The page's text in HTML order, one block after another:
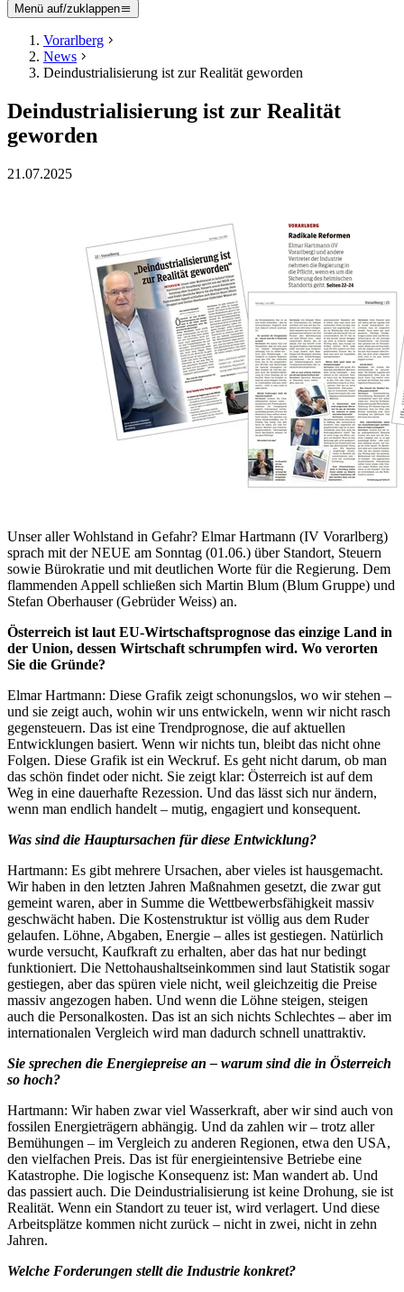
Menü auf/zuklappen
Vorarlberg
News
Deindustrialisierung ist zur Realität geworden
Deindustrialisierung ist zur Realität
geworden
21.07.2025
Unser aller Wohlstand in Gefahr? Elmar Hartmann (IV Vorarlberg)
sprach mit der NEUE am Sonntag (01.06.) über Standort, Steuern
sowie Bürokratie und mit deutlichen Worte für die Regierung. Dem
flammenden Appell schließen sich Martin Blum (Blum Gruppe) und
Stefan Oberhauser (Gebrüder Weiss) an.
Österreich ist laut EU-Wirtschaftsprognose das einzige Land in
der Union, dessen Wirtschaft schrumpfen wird. Wo verorten
Sie die Gründe?
Elmar Hartmann: Diese Grafik zeigt schonungslos, wo wir stehen –
und sie zeigt auch, wohin wir uns entwickeln, wenn wir nicht rasch
gegensteuern. Das ist eine Trendprognose, die auf aktuellen
Entwicklungen basiert. Wenn wir nichts tun, bleibt das nicht ohne
Folgen. Diese Grafik ist ein Weckruf. Es geht nicht darum, ob man
das schön findet oder nicht. Sie zeigt klar: Österreich ist auf dem
Weg in eine dauerhafte Rezession. Und das lässt sich nur ändern,
wenn man endlich handelt – mutig, engagiert und konsequent.
Was sind die Hauptursachen für diese Entwicklung?
Hartmann: Es gibt mehrere Ursachen, aber vieles ist hausgemacht.
Wir haben in den letzten Jahren Maßnahmen gesetzt, die zwar gut
gemeint waren, aber in Summe die Wettbewerbsfähigkeit massiv
geschwächt haben. Die Kostenstruktur ist völlig aus dem Ruder
gelaufen. Löhne, Abgaben, Energie – alles ist gestiegen. Natürlich
wurde versucht, Kaufkraft zu erhalten, aber das hat nur bedingt
funktioniert. Die Nettohaushaltseinkommen sind laut Statistik sogar
gestiegen, aber das spüren viele nicht, weil gleichzeitig die Preise
massiv angezogen haben. Und wenn die Löhne steigen, steigen
auch die Personalkosten. Das ist an sich nichts Schlechtes – aber im
internationalen Vergleich wird man dadurch schnell unattraktiv.
Sie sprechen die Energiepreise an – warum sind die in Österreich
so hoch?
Hartmann: Wir haben zwar viel Wasserkraft, aber wir sind auch von
fossilen Energieträgern abhängig. Und da zahlen wir – trotz aller
Bemühungen – im Vergleich zu anderen Regionen, etwa den USA,
den vielfachen Preis. Das ist für energieintensive Betriebe eine
Katastrophe. Die logische Konsequenz ist: Man wandert ab. Und
das passiert auch. Die Deindustrialisierung ist keine Drohung, sie ist
Realität. Wenn ein Standort zu teuer ist, wird verlagert. Und diese
Arbeitsplätze kommen nicht zurück – nicht in zwei, nicht in zehn
Jahren.
Welche Forderungen stellt die Industrie konkret?